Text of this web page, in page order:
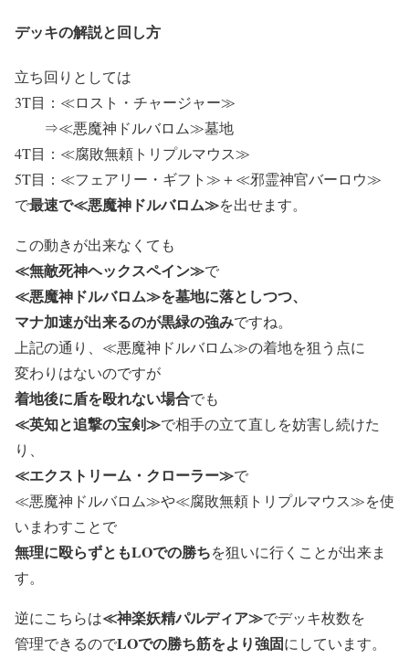
デッキの解説と回し方
立ち回りとしては
3T目：≪ロスト・チャージャー≫
⇒≪悪魔神ドルバロム≫墓地
4T目：≪腐敗無頼トリプルマウス≫
5T目：≪フェアリー・ギフト≫＋≪邪霊神官バーロウ≫
で最速で≪悪魔神ドルバロム≫を出せます。
この動きが出来なくても
≪無敵死神ヘックスペイン≫で
≪悪魔神ドルバロム≫を墓地に落としつつ、
マナ加速が出来るのが黒緑の強みですね。
上記の通り、≪悪魔神ドルバロム≫の着地を狙う点に
変わりはないのですが
着地後に盾を殴れない場合でも
≪英知と追撃の宝剣≫で相手の立て直しを妨害し続けた
り、
≪エクストリーム・クローラー≫で
≪悪魔神ドルバロム≫や≪腐敗無頼トリプルマウス≫を使
いまわすことで
無理に殴らずともLOでの勝ちを狙いに行くことが出来ま
す。
逆にこちらは≪神楽妖精パルディア≫でデッキ枚数を
管理できるのでLOでの勝ち筋をより強固にしています。